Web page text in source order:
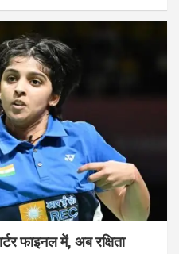
फाइनल में, अब रक्षिता